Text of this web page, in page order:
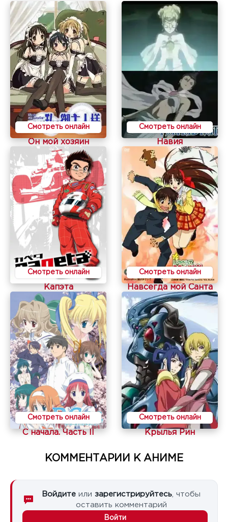
Смотреть онлайн
Он мой хозяин
Смотреть онлайн
Навия
Смотреть онлайн
Капэта
Смотреть онлайн
Навсегда мой Санта
Смотреть онлайн
С начала. Часть II
Смотреть онлайн
Крылья Рин
КОММЕНТАРИИ К АНИМЕ
Войдите или зарегистрируйтесь , чтобы
оставить комментарий
Войти